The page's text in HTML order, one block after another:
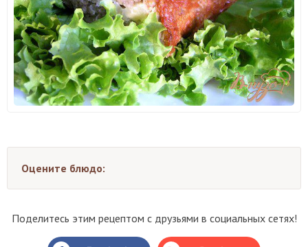
Оцените блюдо:
Поделитесь этим рецептом с друзьями в социальных сетях!